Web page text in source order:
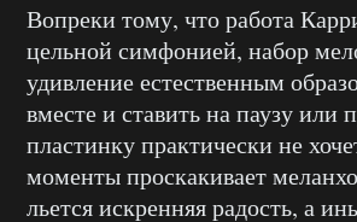
Вопреки тому, что работа
цельной симфонией, набор
удивление естественным
вместе и ставить на паузу или
пластинку практически не
моменты проскакивает
льется искренняя радость, а